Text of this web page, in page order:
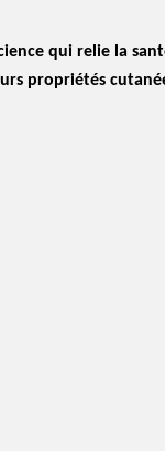
qui relie la
propriétés